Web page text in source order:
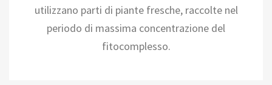
utilizzano parti di piante fresche, raccolte nel
periodo di massima concentrazione del
fitocomplesso.